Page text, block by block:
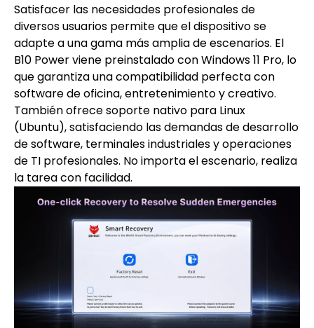
Satisfacer las necesidades profesionales de
diversos usuarios permite que el dispositivo se
adapte a una gama más amplia de escenarios. El
B10 Power viene preinstalado con Windows 11 Pro, lo
que garantiza una compatibilidad perfecta con
software de oficina, entretenimiento y creativo.
También ofrece soporte nativo para Linux
(Ubuntu), satisfaciendo las demandas de desarrollo
de software, terminales industriales y operaciones
de TI profesionales. No importa el escenario, realiza
la tarea con facilidad.